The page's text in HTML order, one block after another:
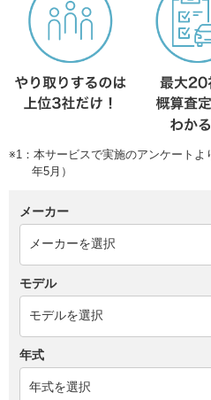
※1：本サービスで実施のアンケートよ
年5月）
メーカー
モデル
年式